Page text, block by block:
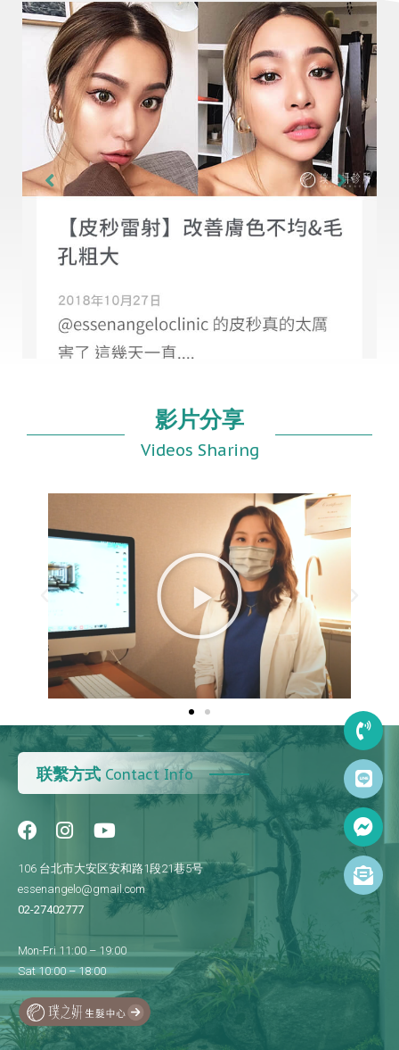
影片分享
Videos Sharing
联繫方式 Contact Info
106 台北市大安区安和路1段21巷5号
essenangelo@gmail.com
02-27402777
Mon-Fri 11:00 – 19:00
Sat 10:00 – 18:00